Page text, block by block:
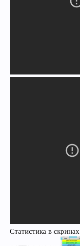
Статистика в скринах